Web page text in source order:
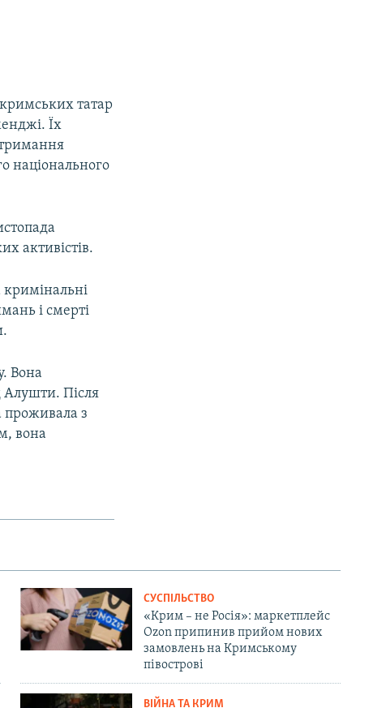
татар
Їх
національного
активістів.
кримінальні
і смерті
Вона
Алушти. Після
проживала з
вона
СУСПІЛЬСТВО
«Крим – не Росія»: маркетплейс
Ozon припинив прийом нових
замовлень на Кримському
півострові
ВІЙНА ТА КРИМ